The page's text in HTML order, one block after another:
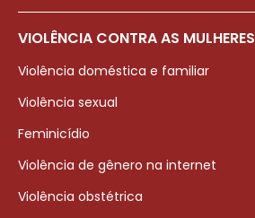
VIOLÊNCIA CONTRA AS MULHERES
Violência doméstica e familiar
Violência sexual
Feminicídio
Violência de gênero na internet
Violência obstétrica